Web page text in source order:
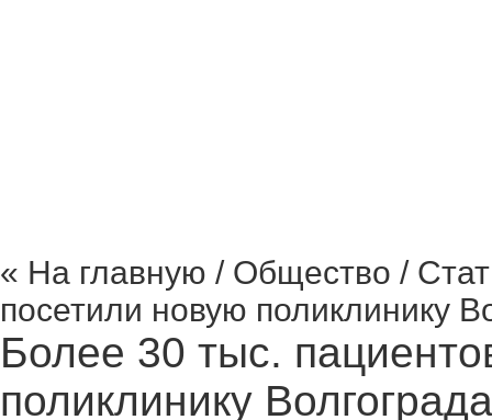
« На главную / Общество /
посетили новую поликлинику
Более 30 тыс.
поликлинику